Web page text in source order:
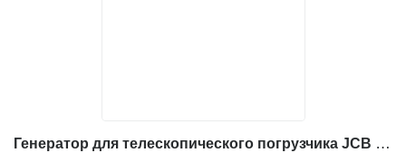
Генератор для телескопического погрузчика JCB 535-125, 535-140, 540-170, 541-70, 550-140, 550-170, 550-22